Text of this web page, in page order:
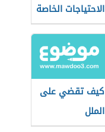
الاحتياجات الخاصة
كيف تقضي على
الملل